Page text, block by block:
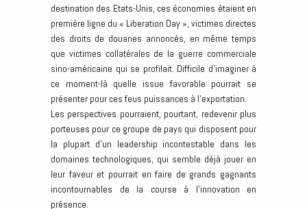
destination des Etats-Unis, ces économies étaient en
première ligne du « Liberation Day », victimes directes
des droits de douanes annoncés, en même temps
que victimes collatérales de la guerre commerciale
sino-américaine qui se profilait. Difficile d’imaginer à
ce moment-là quelle issue favorable pourrait se
présenter pour ces feus puissances à l’exportation.
Les perspectives pourraient, pourtant, redevenir plus
porteuses pour ce groupe de pays qui disposent pour
la plupart d’un leadership incontestable dans les
domaines technologiques, qui semble déjà jouer en
leur faveur et pourrait en faire de grands gagnants
incontournables de la course à l’innovation en
présence.